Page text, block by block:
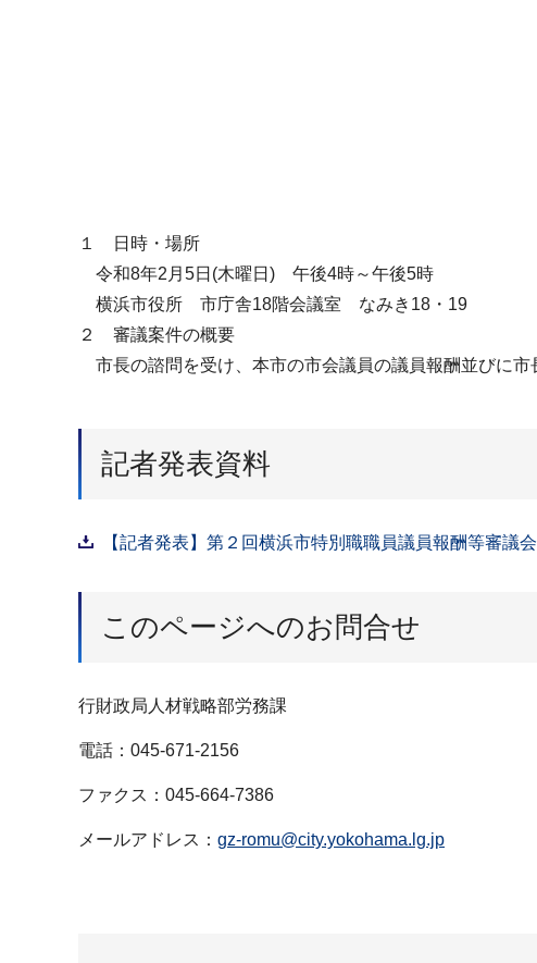
１ 日時・場所
令和8年2月5日(木曜日) 午後4時～午後5時
横浜市役所 市庁舎18階会議室 なみき18・19
２ 審議案件の概要
市長の諮問を受け、本市の市会議員の議員報酬並びに市
記者発表資料
【記者発表】第２回横浜市特別職職員議員報酬等審議
このページへのお問合せ
行財政局人材戦略部労務課
電話：045-671-2156
ファクス：045-664-7386
メールアドレス： gz-romu@city.yokohama.lg.jp